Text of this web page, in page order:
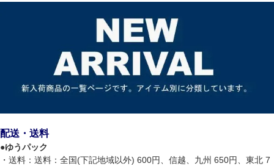
配送・送料
●ゆうパック
・送料：送料：全国(下記地域以外) 600円、信越、九州 650円、東北 7